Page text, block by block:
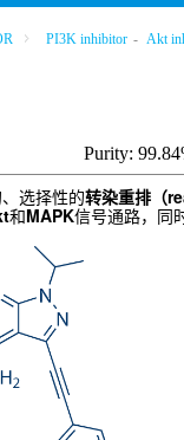
PI3K inhibitor - Akt
Purity:
选择性的转染重排（
和MAPK信号通路，同